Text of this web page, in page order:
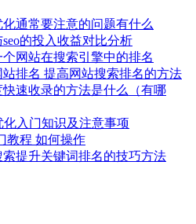
通常要注意的问题有什么
的投入收益对比分析
网站在搜索引擎中的排名
排名 提高网站搜索排名的方法
速收录的方法是什么（有哪
化入门知识及注意事项
教程 如何操作
提升关键词排名的技巧方法